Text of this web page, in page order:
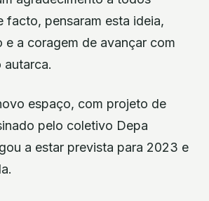
facto, pensaram esta ideia,
e a coragem de avançar com
autarca.
espaço, com projeto de
pelo coletivo Depa
a estar prevista para 2023 e